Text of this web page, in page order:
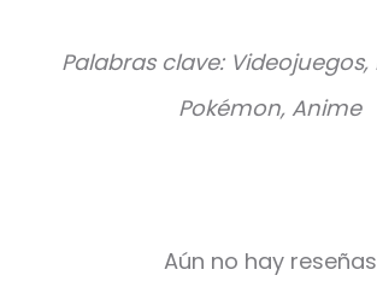
Palabras clave:
Pokémon, Anime
Aún no hay reseñas